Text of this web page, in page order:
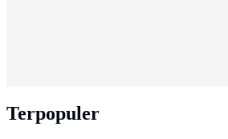
Terpopuler